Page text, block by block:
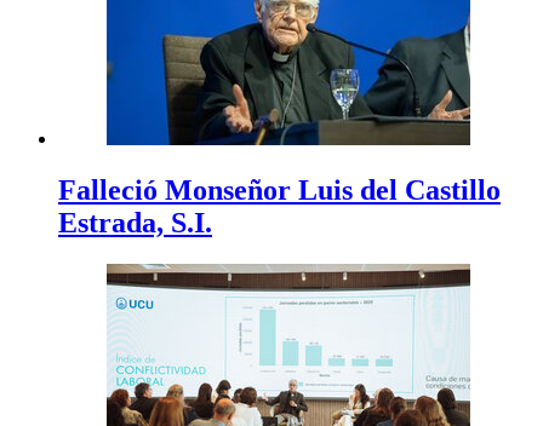
Falleció Monseñor Luis del Castillo
Estrada, S.I.